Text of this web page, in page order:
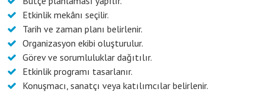
Etkinlik mekânı seçilir.
Tarih ve zaman planı belirlenir.
Organizasyon ekibi oluşturulur.
Görev ve sorumluluklar dağıtılır.
Etkinlik programı tasarlanır.
Konuşmacı, sanatçı veya katılımcılar belirlenir.